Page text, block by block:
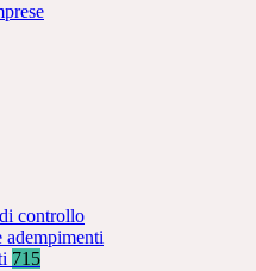
controllo
715